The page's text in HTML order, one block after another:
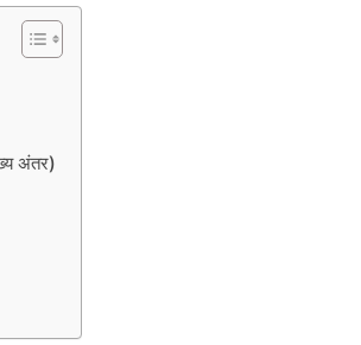
अंतर)